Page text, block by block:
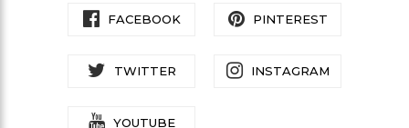
FACEBOOK PINTEREST
TWITTER INSTAGRAM
YOUTUBE